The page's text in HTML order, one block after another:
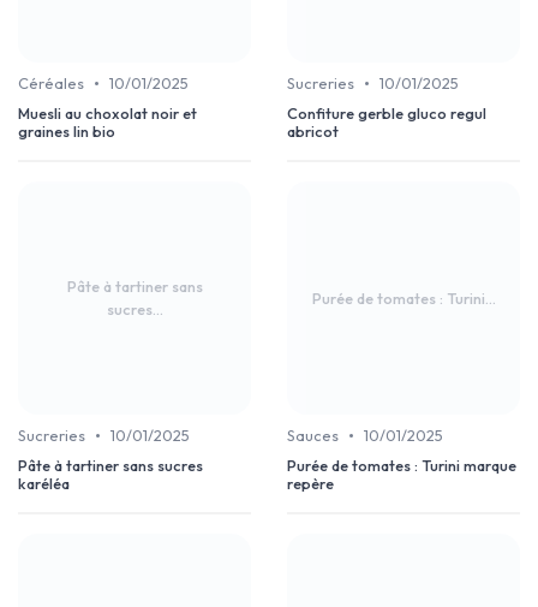
Céréales • 10/01/2025
Muesli au choxolat noir et
graines lin bio
Sucreries • 10/01/2025
Confiture gerble gluco regul
abricot
Pâte à tartiner sans
sucres...
Sucreries • 10/01/2025
Pâte à tartiner sans sucres
karéléa
Purée de tomates : Turini...
Sauces • 10/01/2025
Purée de tomates : Turini marque
repère